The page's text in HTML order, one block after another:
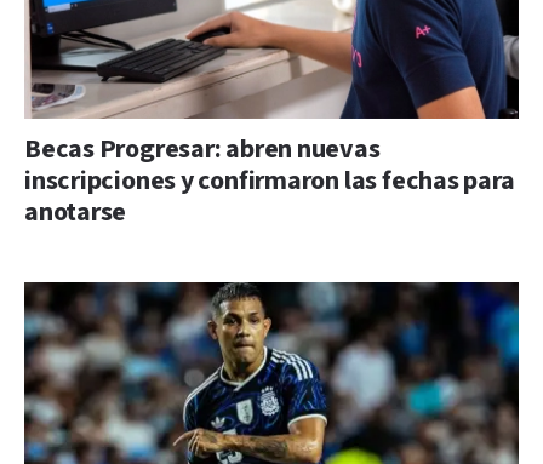
Becas Progresar: abren nuevas
inscripciones y confirmaron las fechas para
anotarse